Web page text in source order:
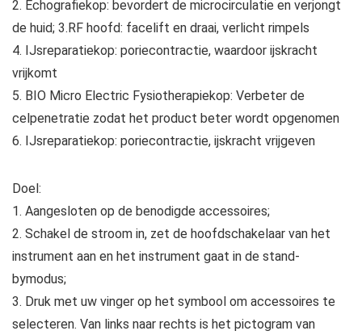
2. Echografiekop: bevordert de microcirculatie en verjongt
de huid; 3.RF hoofd: facelift en draai, verlicht rimpels
4. IJsreparatiekop: poriecontractie, waardoor ijskracht
vrijkomt
5. BIO Micro Electric Fysiotherapiekop: Verbeter de
celpenetratie zodat het product beter wordt opgenomen
6. IJsreparatiekop: poriecontractie, ijskracht vrijgeven
Doel:
1. Aangesloten op de benodigde accessoires;
2. Schakel de stroom in, zet de hoofdschakelaar van het
instrument aan en het instrument gaat in de stand-
bymodus;
3. Druk met uw vinger op het symbool om accessoires te
selecteren. Van links naar rechts is het pictogram van